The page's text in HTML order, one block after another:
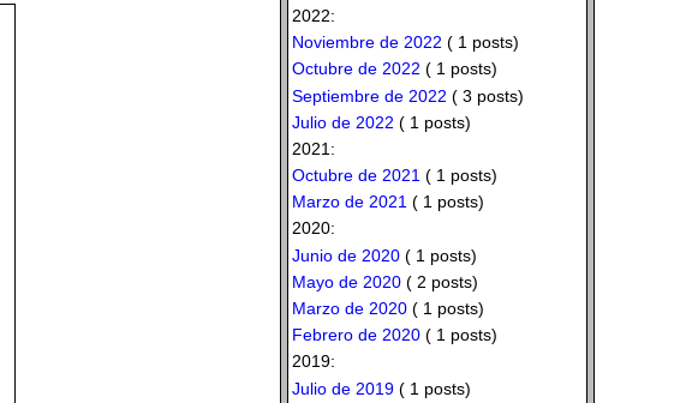
2022:
Noviembre de 2022 ( 1 posts)
Octubre de 2022 ( 1 posts)
Septiembre de 2022 ( 3 posts)
Julio de 2022 ( 1 posts)
2021:
Octubre de 2021 ( 1 posts)
Marzo de 2021( 1 posts)
2020:
Junio de 2020( 1 posts)
Mayo de 2020( 2 posts)
Marzo de 2020( 1 posts)
Febrero de 2020( 1 posts)
2019:
Julio de 2019( 1 posts)